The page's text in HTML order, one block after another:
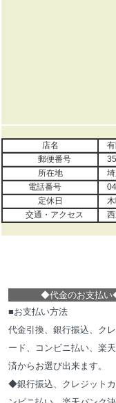
店名
有
郵便番号
所在地
埼
電話番号
定休日
木
交通・アクセス
西
◆代金のお支払い
■お支払い方法
代金引換、銀行振込、ク
ード、コンビニ払い、楽
済からお選び出来ます。
◆銀行振込、クレジット